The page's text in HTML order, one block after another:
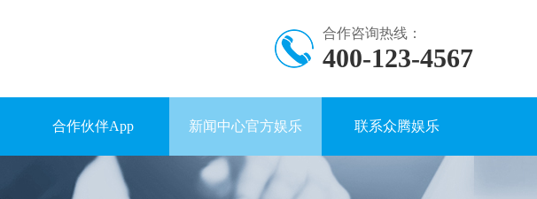
合作咨询热线：
400-123-4567
合作伙伴App 新闻中心官方娱乐 联系众腾娱乐